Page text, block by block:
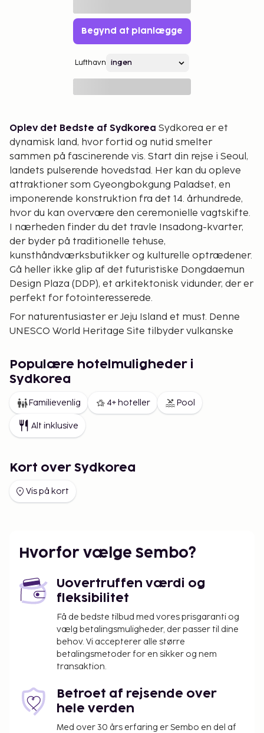
Begynd at planlægge
Lufthavn
Oplev det Bedste af Sydkorea Sydkorea er et
dynamisk land, hvor fortid og nutid smelter
sammen på fascinerende vis. Start din rejse i Seoul,
landets pulserende hovedstad. Her kan du opleve
attraktioner som Gyeongbokgung Paladset, en
imponerende konstruktion fra det 14. århundrede,
hvor du kan overvære den ceremonielle vagtskifte.
I nærheden finder du det travle Insadong-kvarter,
der byder på traditionelle tehuse,
kunsthåndværksbutikker og kulturelle optrædener.
Gå heller ikke glip af det futuristiske Dongdaemun
Design Plaza (DDP), et arkitektonisk vidunder, der er
perfekt for fotointeresserede.
For naturentusiaster er Jeju Island et must. Denne
UNESCO World Heritage Site tilbyder vulkanske
Hallasan Mountain, som er ideel til vandreture. I syd
tilbyder Busan en mere afslappet atmosfære med
attraktioner som Haeundae Beach og det farverige
Gamcheon Culture Village.
Historieinteresserede vil elske Gyeongju, kendt som
"museet uden vægge," med sine gamle grave,
en unik oplevelse kan du overveje et besøg i DMZ
der giver indsigt i Koreahalvøens moderne historie.
traditionelle restauranter, eller udforsk det livlige
smage soju, Koreas ikoniske alkoholholdige drik,
eller forkæl dig selv med desserter som bingsu, en
Kulturel FordybelseUdforsk Sydkoreas dybe
kulturelle rødder gennem aktiviteter som hanbok-
bæring (traditionel koreansk påklædning),
taekwondo-lektioner eller et afslappende
tempelophold. Besøg under festivaler såsom
Boryeong Mud Festival for at opleve koreansk
kultur i dens mest levende form.
Populære hotelmuligheder i
Sydkorea
Familievenlig 4+ hoteller Pool
Alt inklusive
Kort over Sydkorea
Vis på kort
Hvorfor vælge Sembo?
Uovertruffen værdi og
fleksibilitet
Få de bedste tilbud med vores prisgaranti og
vælg betalingsmuligheder, der passer til dine
behov. Vi accepterer alle større
betalingsmetoder for en sikker og nem
transaktion.
Betroet af rejsende over
hele verden
Med over 30 års erfaring er Sembo en del af